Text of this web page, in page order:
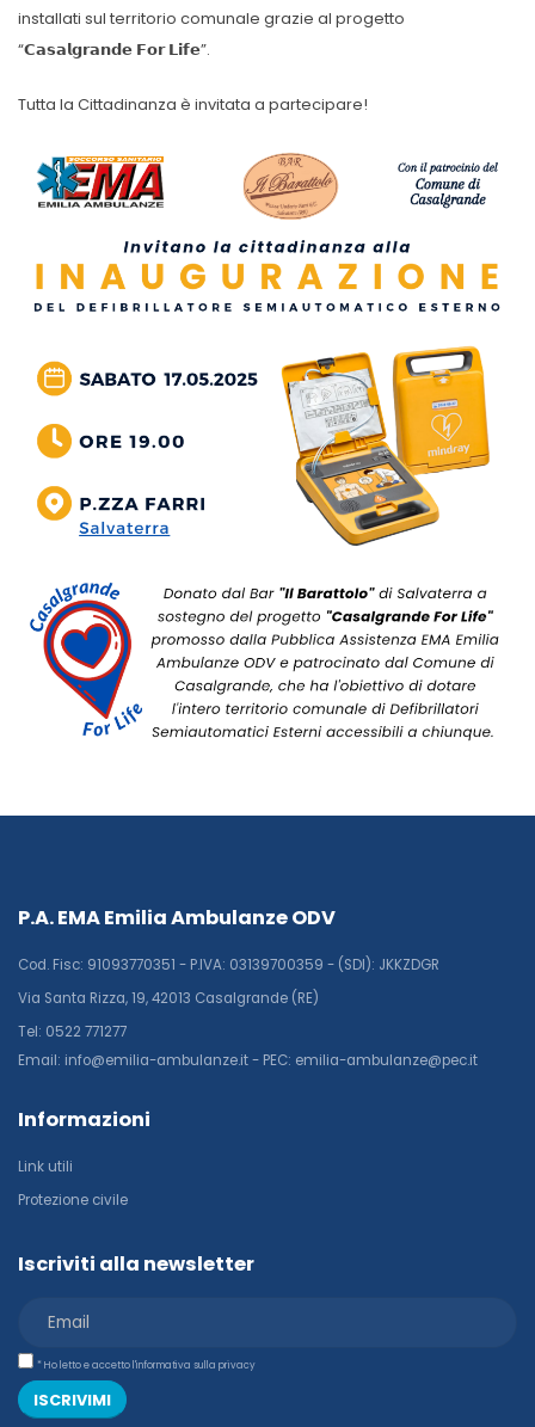
installati sul territorio comunale grazie al progetto
“𝗖𝗮𝘀𝗮𝗹𝗴𝗿𝗮𝗻𝗱𝗲 𝗙𝗼𝗿 𝗟𝗶𝗳𝗲”.
Tutta la Cittadinanza è invitata a partecipare!
P.A. EMA Emilia Ambulanze ODV
Cod. Fisc: 91093770351 - P.IVA: 03139700359 - (SDI): JKKZDGR
Via Santa Rizza, 19, 42013 Casalgrande (RE)
Tel: 0522 771277
Email: info@emilia-ambulanze.it - PEC: emilia-ambulanze@pec.it
Informazioni
Link utili
Protezione civile
Iscriviti alla newsletter
* Ho letto e accetto l'informativa sulla privacy
ISCRIVIMI